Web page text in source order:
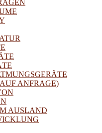
ANFRAGE)
AUSLAND